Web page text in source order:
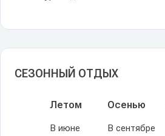
СЕЗОННЫЙ ОТДЫХ
Летом
В июне
Осенью
В сентябре